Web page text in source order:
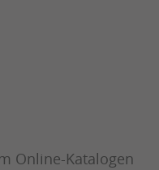
Online-Katalogen